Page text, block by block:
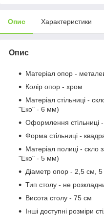
Опис Характеристики
Опис
Матеріал опор -
Колір опор - хром
Матеріал стільниці -
"Еко" - 6 мм)
Оформлення стільниці
Форма стільниці -
Матеріал полиці - скло
"Еко" - 5 мм)
Діаметр опор - 2,5 см,
Тип столу - не
Висота столу - 75 см
Інші доступні розміри